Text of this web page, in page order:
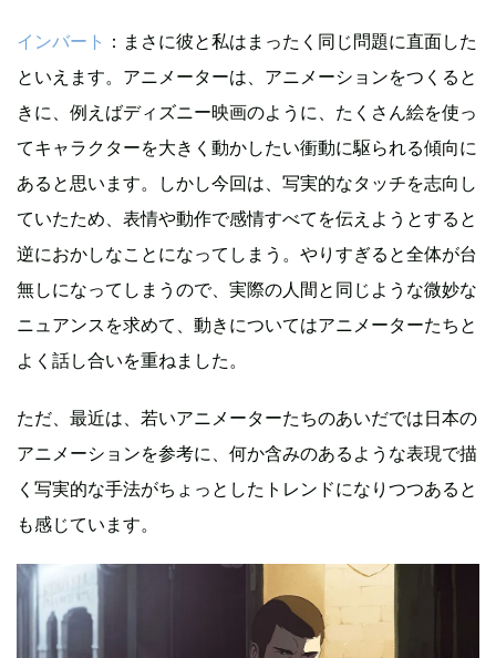
インバート ：まさに彼と私はまったく同じ問題に直面した
といえます。アニメーターは、アニメーションをつくると
きに、例えばディズニー映画のように、たくさん絵を使っ
てキャラクターを大きく動かしたい衝動に駆られる傾向に
あると思います。しかし今回は、写実的なタッチを志向し
ていたため、表情や動作で感情すべてを伝えようとすると
逆におかしなことになってしまう。やりすぎると全体が台
無しになってしまうので、実際の人間と同じような微妙な
ニュアンスを求めて、動きについてはアニメーターたちと
よく話し合いを重ねました。
ただ、最近は、若いアニメーターたちのあいだでは日本の
アニメーションを参考に、何か含みのあるような表現で描
く写実的な手法がちょっとしたトレンドになりつつあると
も感じています。